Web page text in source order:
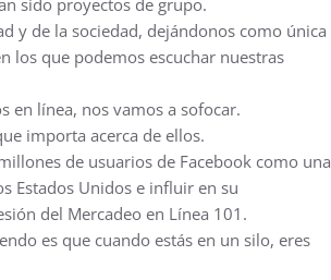
sido proyectos de grupo.
y de la sociedad, dejándonos como única
los que podemos escuchar nuestras
en línea, nos vamos a sofocar.
importa acerca de ellos.
de usuarios de Facebook como una
Estados Unidos e influir en su
del Mercadeo en Línea 101.
es que cuando estás en un silo, eres